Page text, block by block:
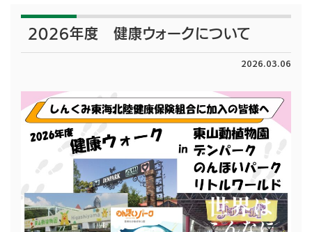
2026年度 健康ウォークについて
2026.03.06